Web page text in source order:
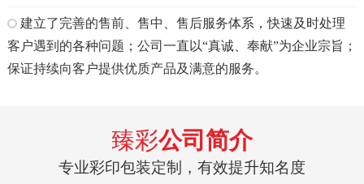
建立了完善的售前、售中、售后服务体系，快速及时处理
客户遇到的各种问题；公司一直以“真诚、奉献”为企业宗旨；
保证持续向客户提供优质产品及满意的服务。
臻彩公司简介
专业彩印包装定制，有效提升知名度